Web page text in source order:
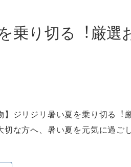
乗り切る︕厳
】ジリジリ暑い夏を乗り切る
切な⽅へ、暑い夏を元気に過ご